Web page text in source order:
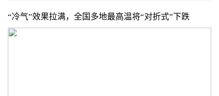
“冷气”效果拉满，全国多地最高温将“对折式”下跌